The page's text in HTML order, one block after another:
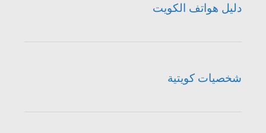
دليل هواتف الكويت
شخصيات كويتية